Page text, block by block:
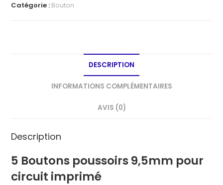
poussoirs
Catégorie : Bouton
DESCRIPTION
INFORMATIONS COMPLÉMENTAIRES
AVIS (0)
Description
5 Boutons poussoirs 9,5mm pour
circuit imprimé